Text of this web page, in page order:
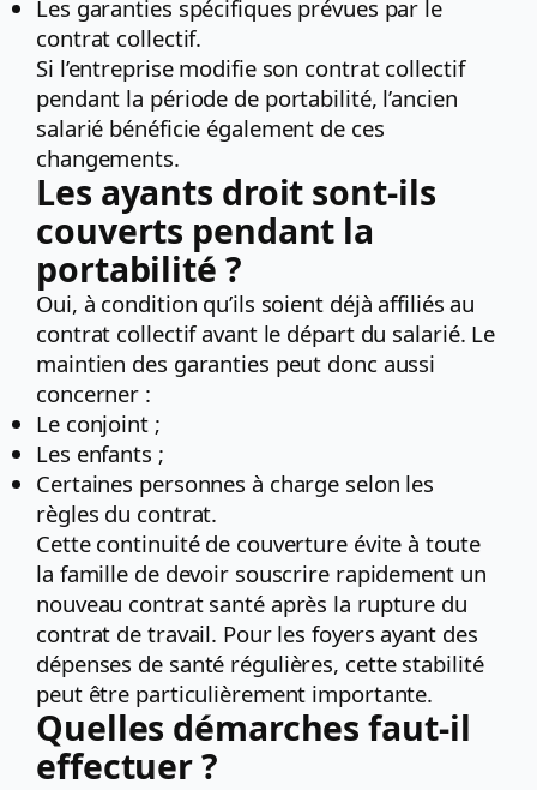
Les garanties spécifiques prévues par le
contrat collectif.
Si l’entreprise modifie son contrat collectif
pendant la période de portabilité, l’ancien
salarié bénéficie également de ces
changements.
Les ayants droit sont-ils
couverts pendant la
portabilité ?
Oui, à condition qu’ils soient déjà affiliés au
contrat collectif avant le départ du salarié. Le
maintien des garanties peut donc aussi
concerner :
Le conjoint ;
Les enfants ;
Certaines personnes à charge selon les
règles du contrat.
Cette continuité de couverture évite à toute
la famille de devoir souscrire rapidement un
nouveau contrat santé après la rupture du
contrat de travail. Pour les foyers ayant des
dépenses de santé régulières, cette stabilité
peut être particulièrement importante.
Quelles démarches faut-il
effectuer ?